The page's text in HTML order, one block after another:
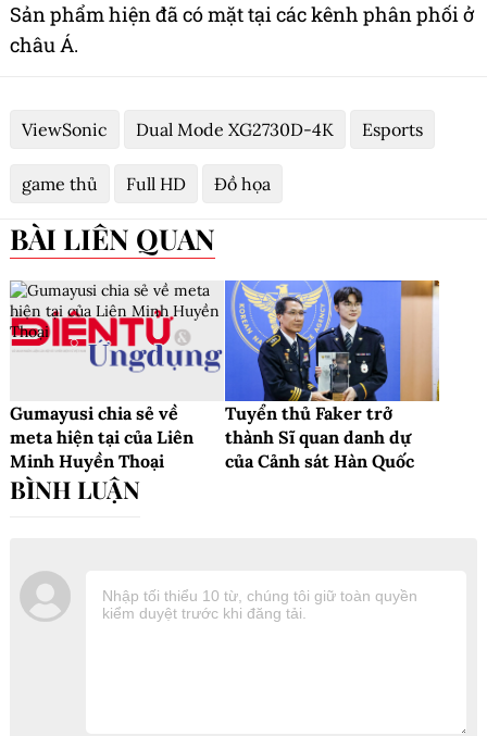
Sản phẩm hiện đã có mặt tại các kênh phân phối ở
châu Á.
ViewSonic Dual Mode XG2730D-4K Esports
game thủ Full HD Đồ họa
BÀI LIÊN QUAN
Gumayusi chia sẻ về
meta hiện tại của Liên
Minh Huyền Thoại
Tuyển thủ Faker trở
thành Sĩ quan danh dự
của Cảnh sát Hàn Quốc